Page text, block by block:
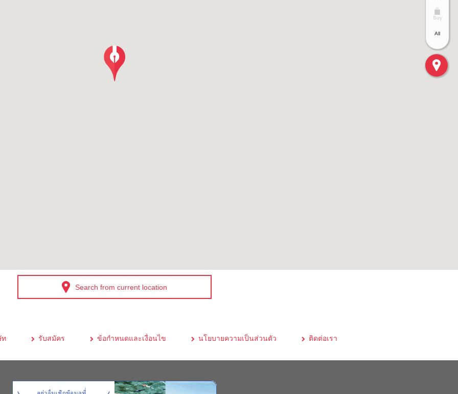
Buy
All
Search from current location
ท รับสมัคร ข้อกำหนดและเงื่อนไข นโยบายความเป็นส่วนตัว ติดต่อเรา